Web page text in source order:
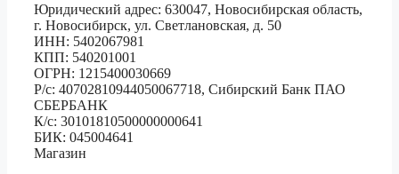
Юридический адрес: 630047, Новосибирская область,
г. Новосибирск, ул. Светлановская, д. 50
ИНН: 5402067981
КПП: 540201001
ОГРН: 1215400030669
Р/с: 40702810944050067718, Сибирский Банк ПАО
СБЕРБАНК
К/с: 30101810500000000641
БИК: 045004641
Магазин